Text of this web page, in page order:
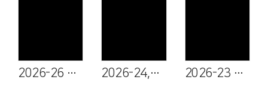
2026-26 김지숙 성도 2026-24,25 이기선 성도, 김금옥 성도 2026-23 김미숙 집사